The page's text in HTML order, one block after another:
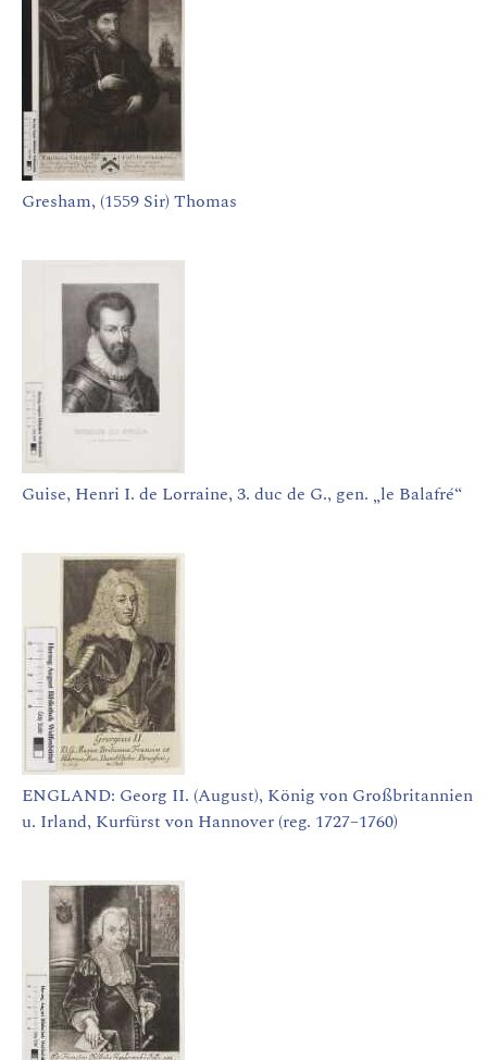
Gresham, (1559 Sir) Thomas
Guise, Henri I. de Lorraine, 3. duc de G., gen. „le Balafré“
ENGLAND: Georg II. (August), König von Großbritannien
u. Irland, Kurfürst von Hannover (reg. 1727–1760)